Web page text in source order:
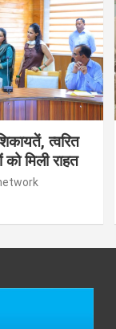
त्वरित
को मिली राहत